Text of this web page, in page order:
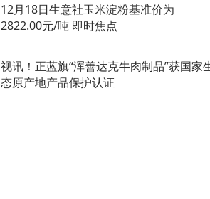
12月18日生意社玉米淀粉基准价为
2822.00元/吨 即时焦点
视讯！正蓝旗“浑善达克牛肉制品”获国家
态原产地产品保护认证